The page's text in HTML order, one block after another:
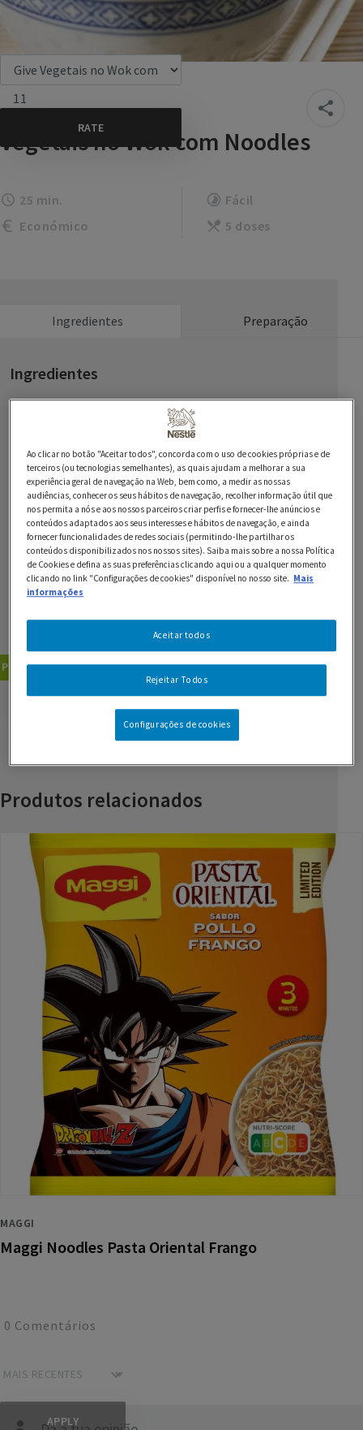
11
Vegetais no Wok com Noodles
25 min.
Fácil
Económico
5 doses
Ingredientes Preparação
Ingredientes
400 g de MAGGI Pasta Oriental Frango
100 g de ervilha torta
100 g de rebentos de soja
100 g de alho francês baby
4 c. de sopa de molho de soja
azeite q.b.
GUARDAR RECEITA
Pratos Principais Pizzas e Massas
Produtos relacionados
MAGGI
Maggi Noodles Pasta Oriental Frango
0 Comentários
Ao clicar no botão "Aceitar todos", concorda com o uso de cookies próprias e de
terceiros (ou tecnologias semelhantes), as quais ajudam a melhorar a sua
experiência geral de navegação na Web, bem como, a medir as nossas
audiências, conhecer os seus hábitos de navegação, recolher informação útil que
nos permita a nós e aos nossos parceiros criar perfis e fornecer-lhe anúncios e
conteúdos adaptados aos seus interesses e hábitos de navegação, e ainda
fornecer funcionalidades de redes sociais (permitindo-lhe partilhar os
conteúdos disponibilizados nos nossos sites). Saiba mais sobre a nossa Política
de Cookies e defina as suas preferências clicando aqui ou a qualquer momento
clicando no link "Configurações de cookies" disponível no nosso site. Mais
informações
Rejeitar Todos
Aceitar todos
Configurações de cookies